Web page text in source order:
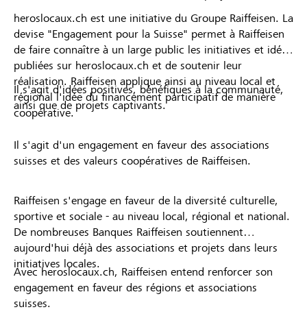
heroslocaux.ch est une initiative du Groupe Raiffeisen. La
devise "Engagement pour la Suisse" permet à Raiffeisen
de faire connaître à un large public les initiatives et idées
publiées sur heroslocaux.ch et de soutenir leur
réalisation. Raiffeisen applique ainsi au niveau local et
régional l'idée du financement participatif de manière
coopérative.
Il s'agit d'idées positives, bénéfiques à la communauté,
ainsi que de projets captivants.
Il s'agit d'un engagement en faveur des associations
suisses et des valeurs coopératives de Raiffeisen.
Raiffeisen s'engage en faveur de la diversité culturelle,
sportive et sociale - au niveau local, régional et national.
De nombreuses Banques Raiffeisen soutiennent
aujourd'hui déjà des associations et projets dans leurs
initiatives locales.
Avec heroslocaux.ch, Raiffeisen entend renforcer son
engagement en faveur des régions et associations
suisses.